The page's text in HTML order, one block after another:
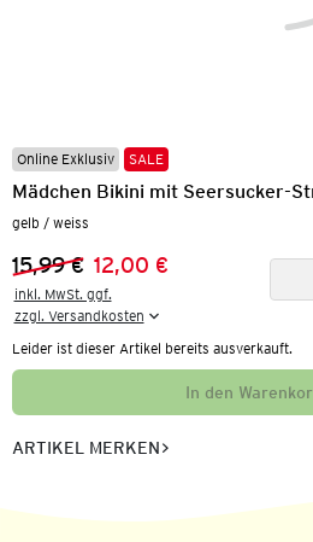
Online Exklusiv SALE
Mädchen Bikini mit Seersucker-
gelb / weiss
Vorheriger Preis:
15,99 €
Neuer Preis:
12,00 €
inkl. MwSt. ggf.
zzgl. Versandkosten
Leider ist dieser Artikel bereits ausverkauft.
In den
ARTIKEL MERKEN